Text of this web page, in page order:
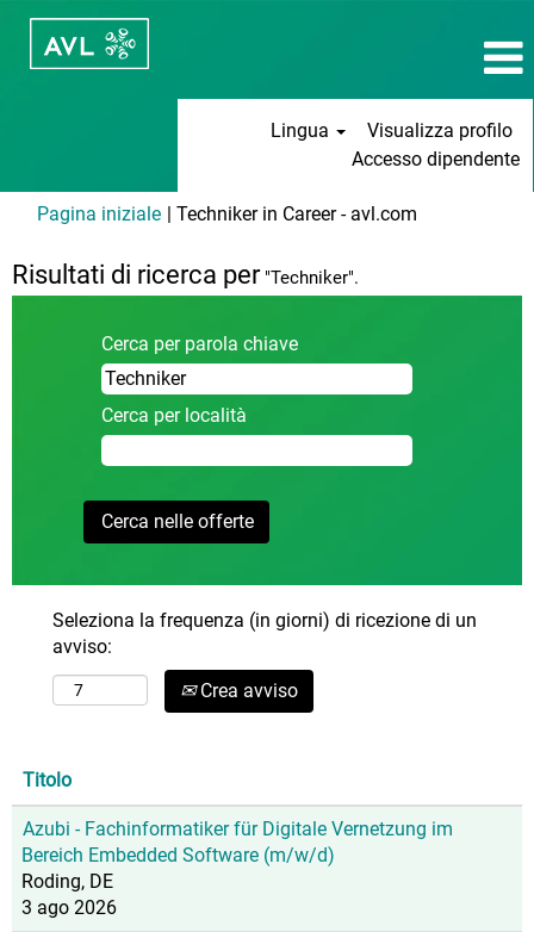
Lingua
Visualizza profilo
Accesso dipendente
Pagina iniziale | Techniker in Career - avl.com
Risultati di ricerca per"Techniker".
Cerca per parola chiave
Cerca per località
Seleziona la frequenza (in giorni) di ricezione di un
avviso:
Crea avviso
Titolo
Azubi - Fachinformatiker für Digitale Vernetzung im
Bereich Embedded Software (m/w/d)
Roding, DE
3 ago 2026